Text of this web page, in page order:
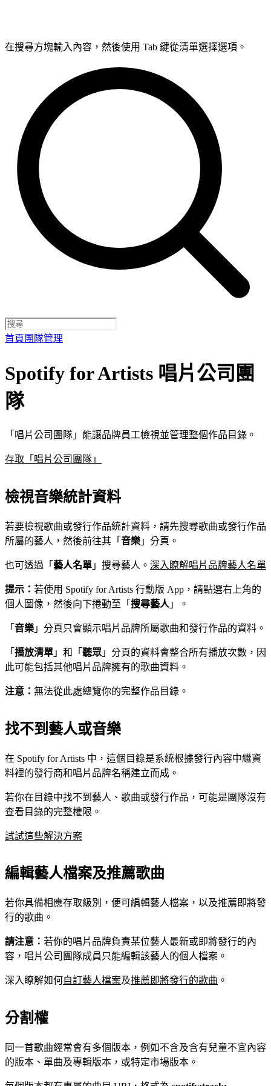
在搜尋方塊輸入內容，然後使用 Tab 鍵從清單選擇選項。
首頁 團隊管理
Spotify for Artists 唱片公司團
隊
「唱片公司團隊」能讓品牌員工檢視並管理整個作品目錄。
存取「唱片公司團隊」
檢視音樂統計資料
若要檢視歌曲或發行作品統計資料，請先搜尋歌曲或發行作品
所屬的藝人，然後前往其「 音樂 」分頁。
也可透過「 藝人名單 」搜尋藝人。 深入瞭解唱片品牌藝人名單
提示： 若使用 Spotify for Artists 行動版 App，請點選右上角的
個人圖像，然後向下捲動至「 搜尋藝人 」。
「 音樂 」分頁只會顯示唱片品牌所屬歌曲和發行作品的資料。
「 播放清單 」和「 聽眾 」分頁的資料會整合所有播放次數，因
此可能包括其他唱片品牌擁有的歌曲資料。
注意： 無法從此處總覽你的完整作品目錄。
找不到藝人或音樂
在 Spotify for Artists 中，這個目錄是系統根據發行內容中繼資
料裡的發行商和唱片品牌名稱建立而成。
若你在目錄中找不到藝人、歌曲或發行作品，可能是團隊沒有
查看目錄的完整權限。
試試這些解決方案
編輯藝人檔案及推薦歌曲
若你具備相應存取級別，便可編輯藝人檔案，以及推薦即將發
行的歌曲。
請注意： 若你的唱片品牌負責某位藝人最新或即將發行的內
容，唱片公司團隊成員只能編輯該藝人的個人檔案。
深入瞭解如何自訂藝人檔案及推薦即將發行的歌曲 。
分割權
同一首歌曲經常會有多個版本，例如不含及含有兒童不宜內容
的版本、單曲及專輯版本，或特定市場版本。